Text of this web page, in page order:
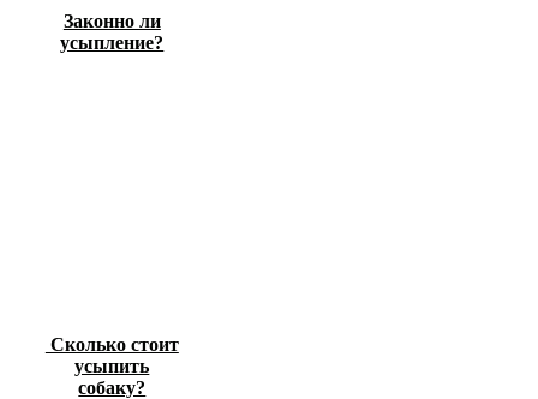
Законно ли
усыпление?
Сколько стоит
усыпить
собаку?